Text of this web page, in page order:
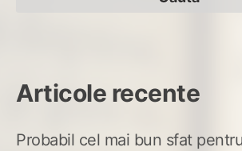
Articole recente
Probabil cel mai bun sfat